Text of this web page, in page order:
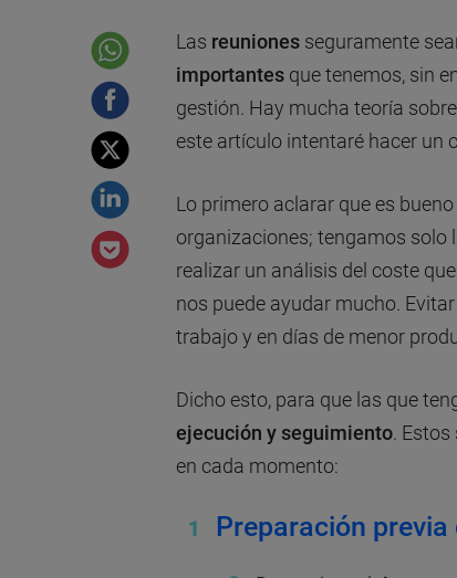
Las reunionesseguramente
importantesque tenemos, sin
gestión. Hay mucha teoría
este artículo intentaré hacer un
Lo primero aclarar que es bueno
organizaciones; tengamos solo
realizar un análisis del coste
nos puede ayudar mucho.
trabajo y en días de menor
Dicho esto, para que las que
ejecución y seguimiento. Estos
en cada momento:
Preparación previa